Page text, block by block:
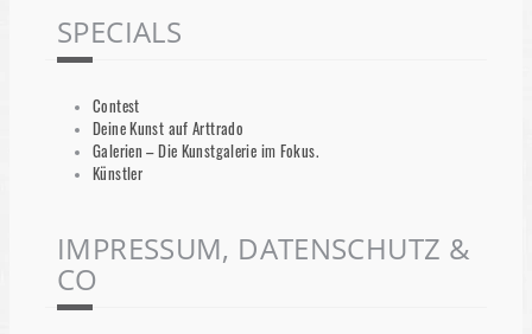
SPECIALS
Contest
Deine Kunst auf Arttrado
Galerien – Die Kunstgalerie im Fokus.
Künstler
IMPRESSUM, DATENSCHUTZ &
CO